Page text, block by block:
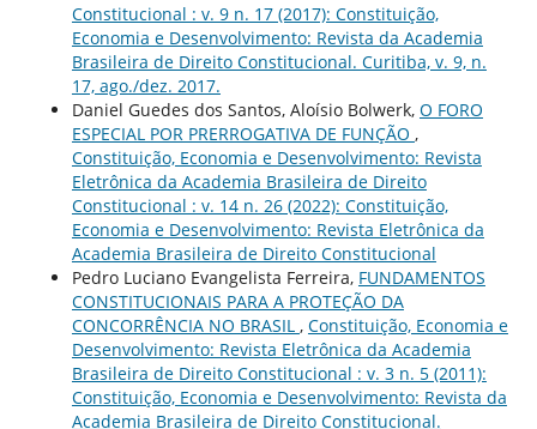
Constitucional : v. 9 n. 17 (2017): Constituição,
Economia e Desenvolvimento: Revista da Academia
Brasileira de Direito Constitucional. Curitiba, v. 9, n.
17, ago./dez. 2017.
Daniel Guedes dos Santos, Aloísio Bolwerk, O FORO
ESPECIAL POR PRERROGATIVA DE FUNÇÃO ,
Constituição, Economia e Desenvolvimento: Revista
Eletrônica da Academia Brasileira de Direito
Constitucional : v. 14 n. 26 (2022): Constituição,
Economia e Desenvolvimento: Revista Eletrônica da
Academia Brasileira de Direito Constitucional
Pedro Luciano Evangelista Ferreira, FUNDAMENTOS
CONSTITUCIONAIS PARA A PROTEÇÃO DA
CONCORRÊNCIA NO BRASIL , Constituição, Economia e
Desenvolvimento: Revista Eletrônica da Academia
Brasileira de Direito Constitucional : v. 3 n. 5 (2011):
Constituição, Economia e Desenvolvimento: Revista da
Academia Brasileira de Direito Constitucional.